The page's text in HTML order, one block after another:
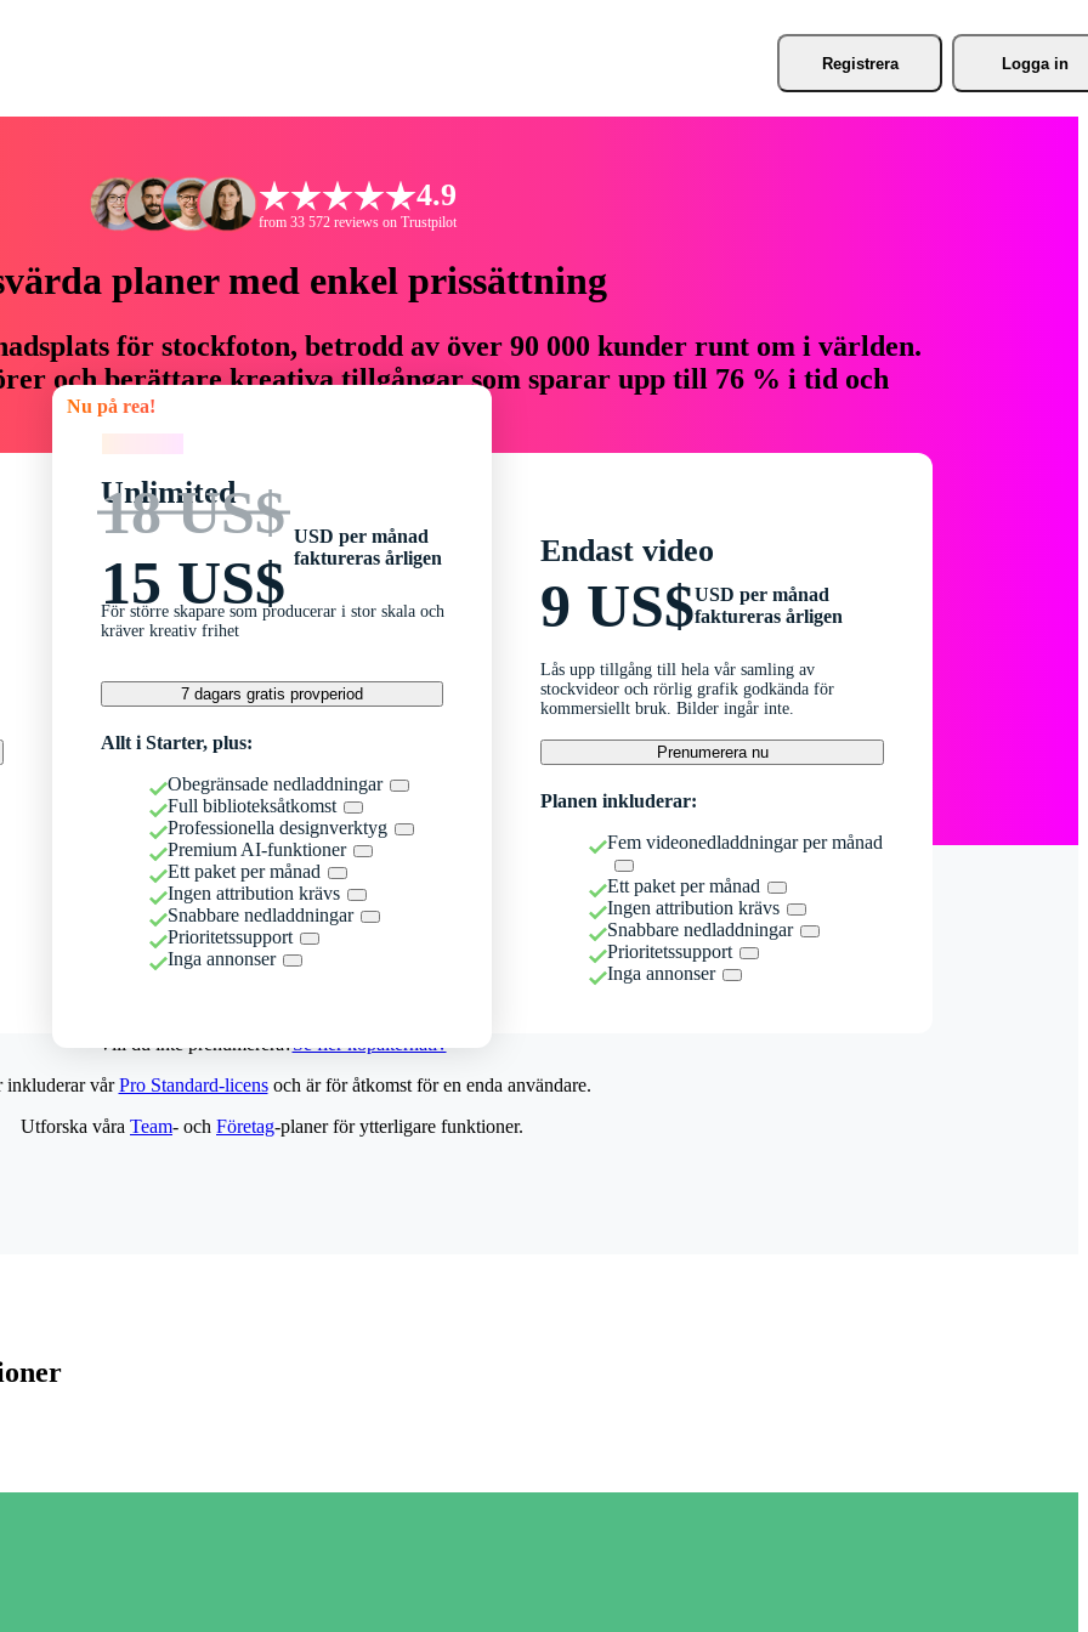
Registrera Logga in
4.9
from 33 572 reviews on Trustpilot
planer med enkel prissättning
för stockfoton, betrodd av över 90 000 kunder runt om i världen.
och berättare kreativa tillgångar som sparar upp till 76 % i tid och
Nu på rea!
Unlimited
18 US$
15 US$
USD per månad
faktureras årligen
För större skapare som producerar i stor skala och
kräver kreativ frihet
7 dagars gratis provperiod
Allt i Starter, plus:
Obegränsade nedladdningar
Full biblioteksåtkomst
Professionella designverktyg
Premium AI-funktioner
Ett paket per månad
Ingen attribution krävs
Snabbare nedladdningar
Prioritetssupport
Inga annonser
Endast video
9 US$USD per månad
faktureras årligen
Lås upp tillgång till hela vår samling av
stockvideor och rörlig grafik godkända för
kommersiellt bruk. Bilder ingår inte.
Prenumerera nu
Planen inkluderar:
Fem videonedladdningar per månad
Ett paket per månad
Ingen attribution krävs
Snabbare nedladdningar
Prioritetssupport
Inga annonser
Vill du inte prenumerera?Se fler köpalternativ
inkluderar vårPro Standard-licensoch är för åtkomst för en enda användare.
Utforska våra Team- och Företag-planer för ytterligare funktioner.